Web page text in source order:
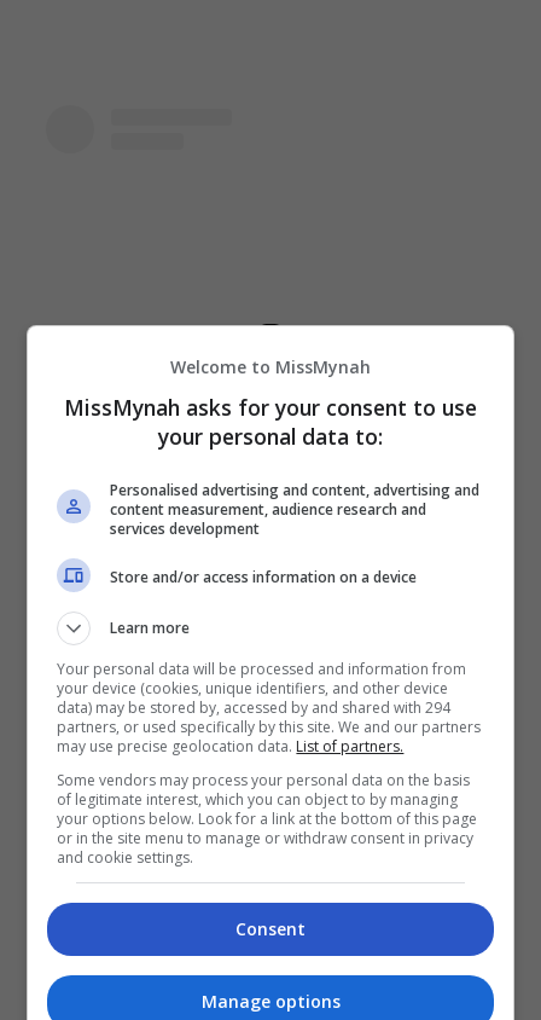
View this post on Instagram
A post shared by @erniezakri
K dan Shazriq Azeman ini memakan masa sehari,
manakala proses ‘mixing’ dan ‘mastering’ pula
berlaku dalam tempoh yang singkat.
“Astana” kini boleh dimuat turun di iTunes serta
boleh distrim menerusi Joox, KKBox, Spotify,
Deezer, Apple Music dan YouTube Music.
Welcome to MissMynah
MissMynah asks for your consent to use
your personal data to:
Personalised advertising and content, advertising and
content measurement, audience research and
services development
Store and/or access information on a device
Learn more
Your personal data will be processed and information from
your device (cookies, unique identifiers, and other device
data) may be stored by, accessed by and shared with 294
partners, or used specifically by this site. We and our partners
may use precise geolocation data. List of partners.
Some vendors may process your personal data on the basis
of legitimate interest, which you can object to by managing
your options below. Look for a link at the bottom of this page
or in the site menu to manage or withdraw consent in privacy
and cookie settings.
Consent
Manage options